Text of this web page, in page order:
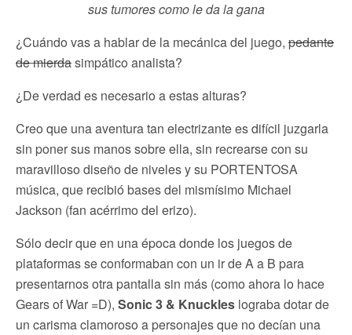
sus tumores como le da la gana
¿Cuándo vas a hablar de la mecánica del juego, pedante
de mierdasimpático analista?
¿De verdad es necesario a estas alturas?
Creo que una aventura tan electrizante es difícil juzgarla
sin poner sus manos sobre ella, sin recrearse con su
maravilloso diseño de niveles y su PORTENTOSA
música, que recibió bases del mismísimo Michael
Jackson (fan acérrimo del erizo).
Sólo decir que en una época donde los juegos de
plataformas se conformaban con un ir de A a B para
presentarnos otra pantalla sin más (como ahora lo hace
Gears of War =D), Sonic 3 & Knuckles lograba dotar de
un carisma clamoroso a personajes que no decían una